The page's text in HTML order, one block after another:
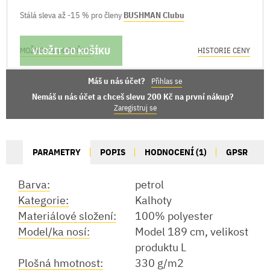
Stálá sleva až -15 % pro členy BUSHMAN Clubu
VLOŽIT DO KOŠÍKU
MOŽNOSTI DORUČENÍ HISTORIE CENY
Máš u nás účet? Přihlas se
Nemáš u nás účet a chceš slevu 200 Kč na první nákup?
Zaregistruj se
PARAMETRY POPIS HODNOCENÍ (1) GPSR
Barva:
petrol
Kategorie:
Kalhoty
Materiálové složení:
100% polyester
Model/ka nosí:
Model 189 cm, velikost
produktu L
Plošná hmotnost:
330 g/m2